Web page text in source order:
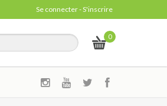
Se connecter-S'inscrire
0